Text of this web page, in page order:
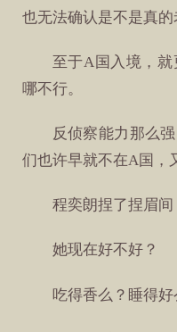
也无法确认是不是真的
至于A国入境，就
哪不行。
反侦察能力那么
们也许早就不在A国，
程奕朗捏了捏眉间
她现在好不好？
吃得香么？睡得好